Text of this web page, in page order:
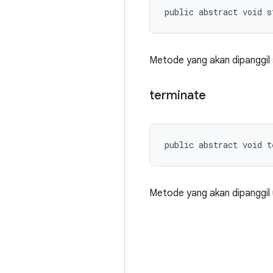
public abstract void
Metode yang akan
terminate
public abstract void
Metode yang akan